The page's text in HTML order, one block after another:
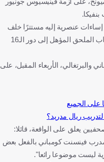
الأرجنتين
إسبانيا
إساءات عنصرية إليه مستترًا خلف
قميصه، من أجل إخفاء فمه، وذلك في ذهاب الملحق المؤهل إلى دور الـ16
والبرتغالي، الأربعاء المقبل، على
على الجميع
لتدريب ريال مدريد؟
يعلق على الواقعة، قائلا:
فينسنت كومباني بالفعل بعض
ليست موضوعا رائعا".